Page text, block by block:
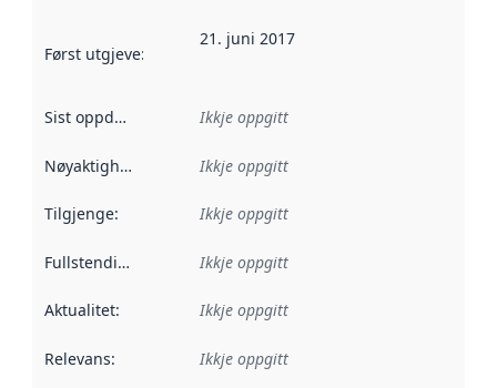
Først utgjeve: Denne datoen seier når dataa i dette
21. juni 2017
Sist oppdatert Ikkje oppgitt
Nøyaktigheit Ikkje oppgitt
Tilgjenge: Ikkje oppgitt
Fullstendigheit Ikkje oppgitt
Aktualitet: Ikkje oppgitt
Relevans: Ikkje oppgitt